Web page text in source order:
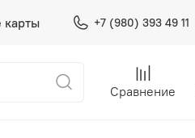
карты +7 (980) 393 49 11
Сравнение